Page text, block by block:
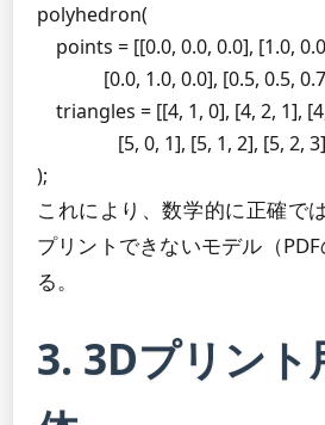
polyhedron(
points = [[0.0, 0.0, 0.0], [1.0,
[0.0, 1.0, 0.0], [0.5, 0.5,
triangles = [[4, 1, 0], [4, 2, 1],
[5, 0, 1], [5, 1, 2], [5, 2,
);
これにより、数学的に正確で
プリントできないモデル（
る。
3. 3Dプリント